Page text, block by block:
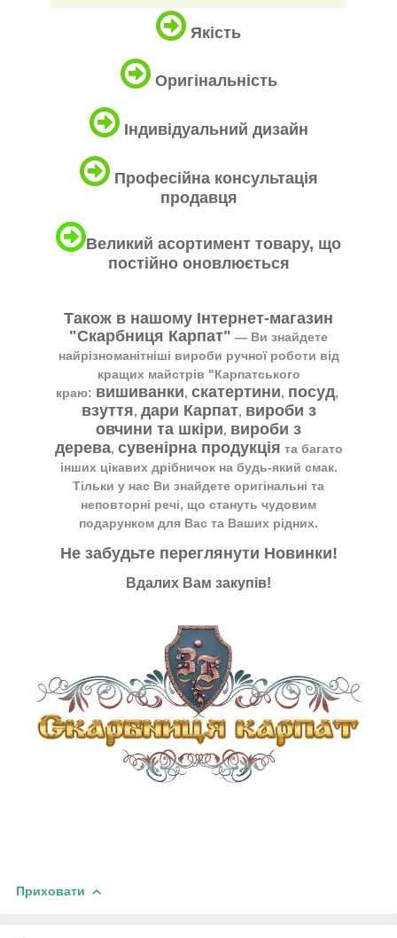
Якість
Оригінальність
Індивідуальний дизайн
Професійна консультація
продавця
Великий асортимент товару, що
постійно оновлюється
Також в нашому Інтернет-магазин
"Скарбниця Карпат" ― Ви знайдете
найрізноманітніші вироби ручної роботи від
кращих майстрів "Карпатського
краю: вишиванки, скатертини, посуд,
взуття, дари Карпат, вироби з
овчини та шкіри, вироби з
дерева, сувенірна продукція та багато
інших цікавих дрібничок на будь-який смак.
Тільки у нас Ви знайдете оригінальні та
неповторні речі, що стануть чудовим
подарунком для Вас та Ваших рідних.
Не забудьте переглянути Новинки!
Вдалих Вам закупів!
Приховати